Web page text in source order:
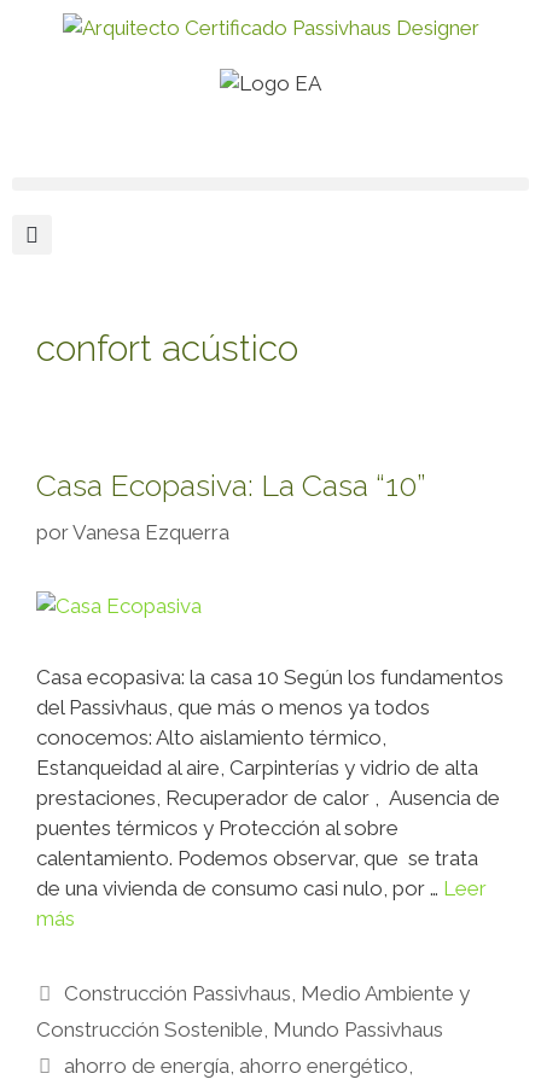
confort acústico
Casa Ecopasiva: La Casa “10”
porVanesa Ezquerra
Casa ecopasiva: la casa 10 Según los fundamentos
del Passivhaus, que más o menos ya todos
conocemos: Alto aislamiento térmico,
Estanqueidad al aire, Carpinterías y vidrio de alta
prestaciones, Recuperador de calor , Ausencia de
puentes térmicos y Protección al sobre
calentamiento. Podemos observar, que se trata
de una vivienda de consumo casi nulo, por … Leer
más
Construcción Passivhaus Medio Ambiente y
Construcción Sostenible Mundo Passivhaus
ahorro de energía ahorro energético